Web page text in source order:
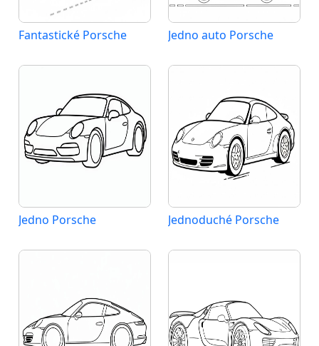
Fantastické Porsche Jedno auto Porsche
Jedno Porsche Jednoduché Porsche